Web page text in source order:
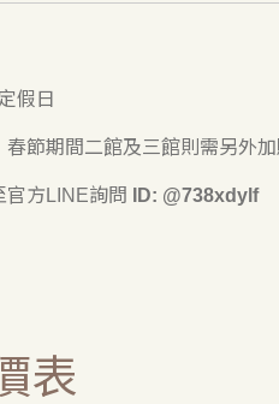
假日
節期間二館及三館則需另外
方LINE詢問 ID: @738xdylf
表